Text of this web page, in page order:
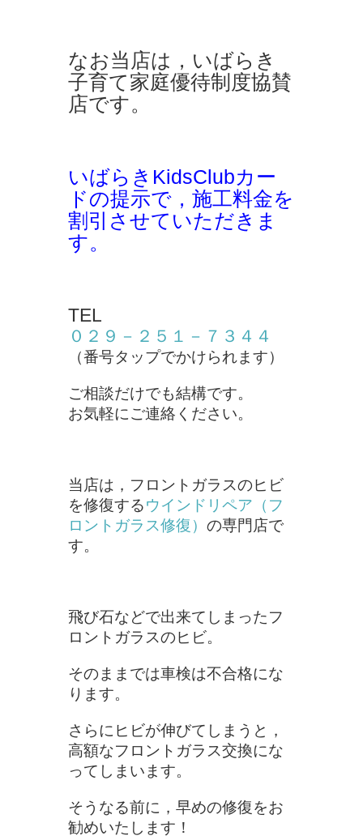
なお当店は，いばらき
子育て家庭優待制度協賛
店です。
いばらきKidsClubカー
ドの提示で，施工料金を
割引させていただきま
す。
TEL
０２９－２５１－７３４４
（番号タップでかけられます）
ご相談だけでも結構です。
お気軽にご連絡ください。
当店は，フロントガラスのヒビ
を修復するウインドリペア（フ
ロントガラス修復） の専門店で
す。
飛び石などで出来てしまったフ
ロントガラスのヒビ。
そのままでは車検は不合格にな
ります。
さらにヒビが伸びてしまうと，
高額なフロントガラス交換にな
ってしまいます。
そうなる前に，早めの修復をお
勧めいたします！